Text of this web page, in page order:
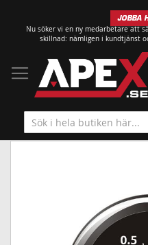
till
innehållet
JOBBA
Nu söker vi en ny medarbetare att
skillnad: nämligen i kundtjänst